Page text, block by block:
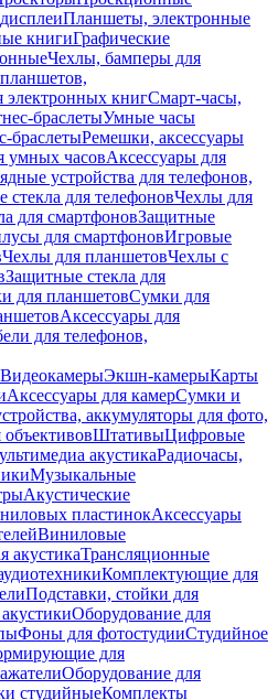
Планшеты, электронные
книгиГрафические
Чехлы, бамперы для
электронных книгСмарт-часы,
браслетыУмные часы
браслетыРемешки, аксессуары
умных часовАксессуары для
устройства для телефонов,
для телефоновЧехлы для
для смартфоновЗащитные
для смартфоновИгровые
Чехлы для планшетовЧехлы с
Защитные стекла для
для планшетовСумки для
Аксессуары для
для телефонов,
ВидеокамерыЭкшн-камерыКарты
Аксессуары для камерСумки и
аккумуляторы для фото,
ШтативыЦифровые
акустикаРадиочасы,
Музыкальные
Акустические
пластинокАксессуары
Виниловые
акустикаТрансляционные
Комплектующие для
Подставки, стойки для
Оборудование для
Фоны для фотостудииСтудийное
для
Оборудование для
студийныеКомплекты